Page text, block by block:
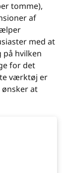
tomme),
af
med at
på hvilken
for det
værktøj er
at